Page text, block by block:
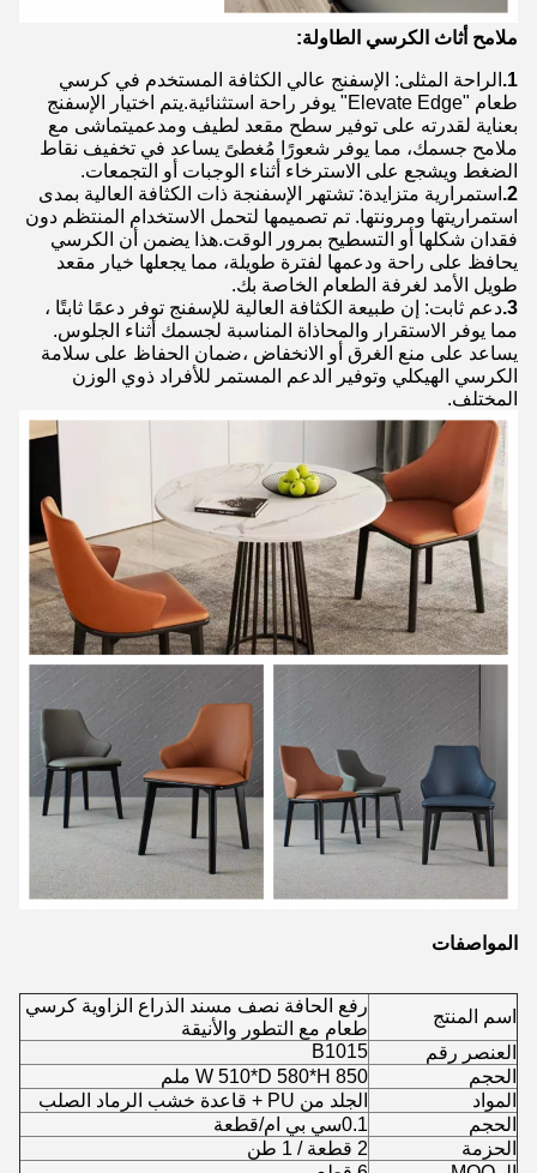
ملامح أثاث الكرسي الطاولة:
1. الراحة المثلى: الإسفنج عالي الكثافة المستخدم في كرسي
طعام "Elevate Edge" يوفر راحة استثنائية.يتم اختيار الإسفنج
بعناية لقدرته على توفير سطح مقعد لطيف ومدعميتماشى مع
ملامح جسمك، مما يوفر شعورًا مُغطىً يساعد في تخفيف نقاط
الضغط ويشجع على الاسترخاء أثناء الوجبات أو التجمعات.
2. استمرارية متزايدة: تشتهر الإسفنجة ذات الكثافة العالية بمدى
استمراريتها ومرونتها. تم تصميمها لتحمل الاستخدام المنتظم دون
فقدان شكلها أو التسطيح بمرور الوقت.هذا يضمن أن الكرسي
يحافظ على راحة ودعمها لفترة طويلة، مما يجعلها خيار مقعد
طويل الأمد لغرفة الطعام الخاصة بك.
3. دعم ثابت: إن طبيعة الكثافة العالية للإسفنج توفر دعمًا ثابتًا ،
مما يوفر الاستقرار والمحاذاة المناسبة لجسمك أثناء الجلوس.
يساعد على منع الغرق أو الانخفاض ،ضمان الحفاظ على سلامة
الكرسي الهيكلي وتوفير الدعم المستمر للأفراد ذوي الوزن
المختلف.
المواصفات
اسم المنتج
رفع الحافة نصف مسند الذراع الزاوية كرسي
طعام مع التطور والأنيقة
العنصر رقم
B1015
الحجم
W 510*D 580*H 850 ملم
المواد
الجلد من PU + قاعدة خشب الرماد الصلب
الحجم
0.1سي بي ام/قطعة
الحزمة
2 قطعة / 1 طن